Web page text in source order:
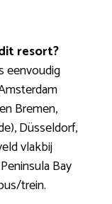
resort?
eenvoudig
Bremen,
Düsseldorf,
vlakbij
Bay
trein.